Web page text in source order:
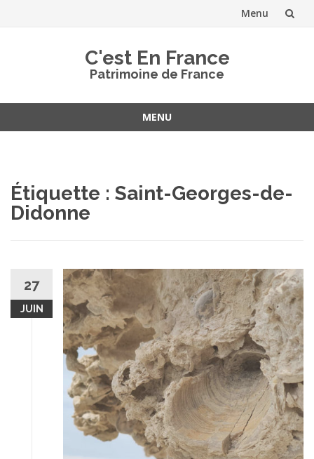
Menu
C'est En France
Patrimoine de France
MENU
Étiquette : Saint-Georges-de-
Didonne
27
JUIN